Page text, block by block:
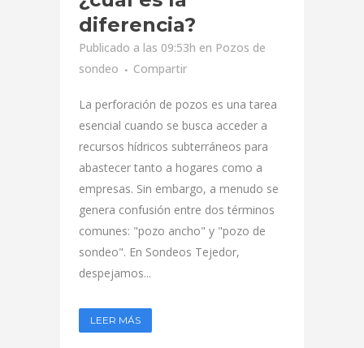
diferencia?
Publicado a las 09:53h en Pozos de
sondeo
Compartir
La perforación de pozos es una tarea
esencial cuando se busca acceder a
recursos hídricos subterráneos para
abastecer tanto a hogares como a
empresas. Sin embargo, a menudo se
genera confusión entre dos términos
comunes: "pozo ancho" y "pozo de
sondeo". En Sondeos Tejedor,
despejamos...
LEER MÁS